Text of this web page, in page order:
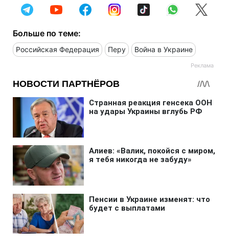
Больше по теме:
Российская Федерация Перу Война в Украине